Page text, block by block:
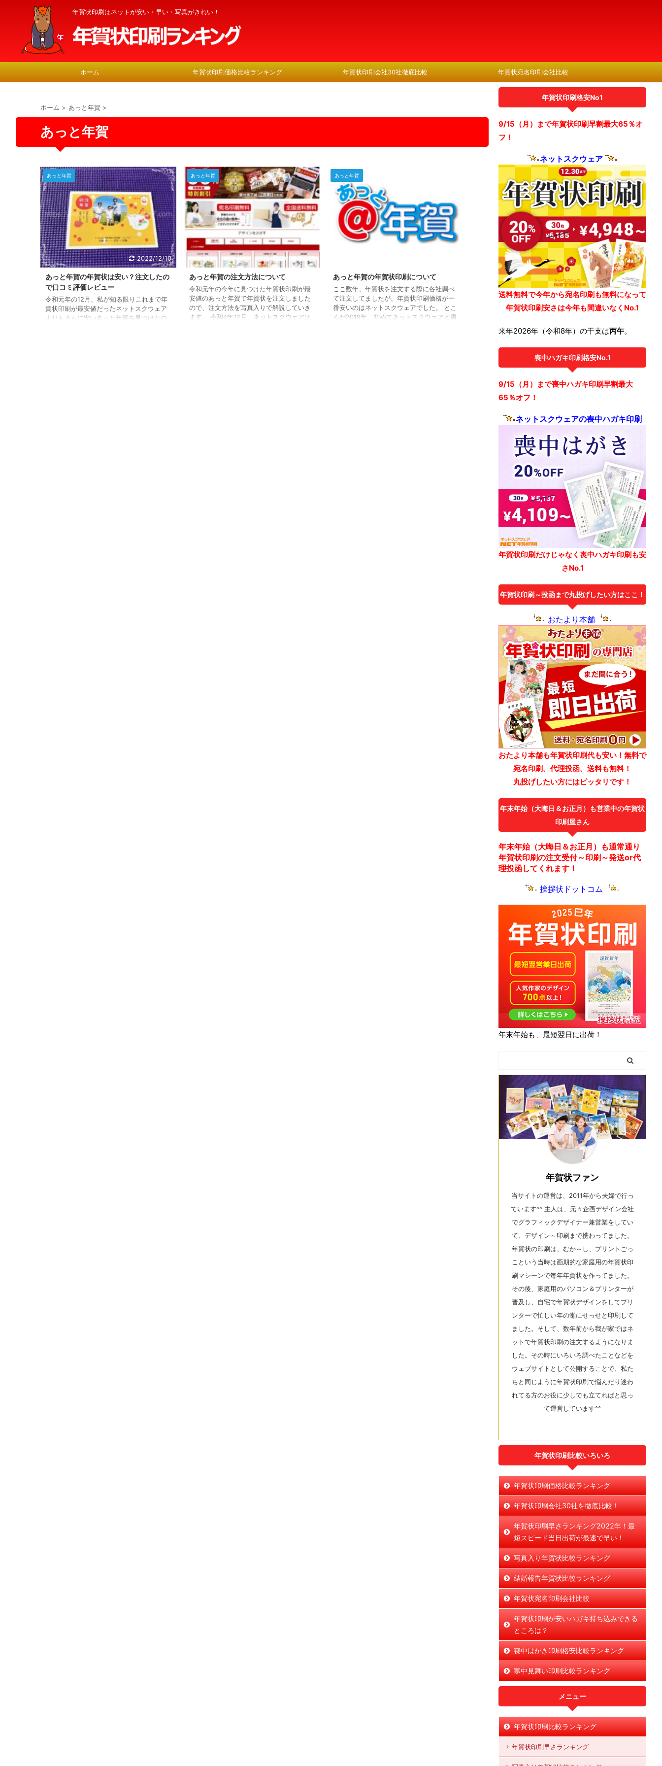
年賀状印刷はネットが安い・早い・写真がきれい！
ホーム 年賀状印刷価格比較ランキング 年賀状印刷会社30社徹底比較 年賀状宛名印刷会社比較
ホーム > あっと年賀 >
あっと年賀
あっと年賀
2022/12/10
あっと年賀の年賀状は安い？注文したの
で口コミ評価レビュー
令和元年の12月、私が知る限りこれまで年
賀状印刷が最安値だったネットスクウェア
よりもさらに安いあっと年賀を見つけたの
あっと年賀
2022/12/10
あっと年賀の注文方法について
令和元年の今年に見つけた年賀状印刷が最
安値のあっと年賀で年賀状を注文しました
ので、注文方法を写真入りで解説していき
ます。 令和4年12月、ネットスクウェアは
あっと年賀
あっと年賀の年賀状印刷について
ここ数年、年賀状を注文する際に各社調べ
て注文してましたが、年賀状印刷価格が一
番安いのはネットスクウェアでした。 とこ
ろが2019年、初めてネットスクウェアと肩
年賀状印刷格安No1
9/15（月）まで年賀状印刷早割最大65％オ
フ！
ネットスクウェア
送料無料で今年から宛名印刷も無料になって
年賀状印刷安さは今年も間違いなくNo.1
来年2026年（令和8年）の干支は丙午。
喪中ハガキ印刷格安No.1
9/15（月）まで喪中ハガキ印刷早割最大
65％オフ！
ネットスクウェアの喪中ハガキ印刷
年賀状印刷だけじゃなく喪中ハガキ印刷も安
さNo.1
年賀状印刷～投函まで丸投げしたい方はここ！
おたより本舗
おたより本舗も年賀状印刷代も安い！無料で
宛名印刷、代理投函、送料も無料！
丸投げしたい方にはピッタリです！
年末年始（大晦日＆お正月）も営業中の年賀状
印刷屋さん
年末年始（大晦日＆お正月）も通常通り
年賀状印刷の注文受付～印刷～発送or代
理投函してくれます！
挨拶状ドットコム
年末年始も、最短翌日に出荷！
年賀状ファン
当サイトの運営は、2011年から夫婦で行っ
ています^^ 主人は、元々企画デザイン会社
でグラフィックデザイナー兼営業をしてい
て、デザイン～印刷まで携わってました。
年賀状の印刷は、むか～し、プリントごっ
こという当時は画期的な家庭用の年賀状印
刷マシーンで毎年年賀状を作ってました。
その後、家庭用のパソコン＆プリンターが
普及し、自宅で年賀状デザインをしてプリ
ンターで忙しい年の瀬にせっせと印刷して
ました。そして、数年前から我が家ではネ
ットで年賀状印刷の注文するようになりま
した。その時にいろいろ調べたことなどを
ウェブサイトとして公開することで、私た
ちと同じように年賀状印刷で悩んだり迷わ
れてる方のお役に少しでも立てればと思っ
て運営しています^^
年賀状印刷比較いろいろ
年賀状印刷価格比較ランキング
年賀状印刷会社30社を徹底比較！
年賀状印刷早さランキング2022年！最
短スピード当日出荷が最速で早い！
写真入り年賀状比較ランキング
結婚報告年賀状比較ランキング
年賀状宛名印刷会社比較
年賀状印刷が安いハガキ持ち込みできる
ところは？
喪中はがき印刷格安比較ランキング
寒中見舞い印刷比較ランキング
メニュー
年賀状印刷比較ランキング
年賀状印刷早さランキング